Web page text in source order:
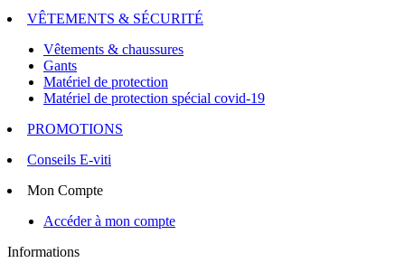
VÊTEMENTS & SÉCURITÉ
Vêtements & chaussures
Gants
Matériel de protection
Matériel de protection spécial covid-19
PROMOTIONS
Conseils E-viti
Mon Compte
Accéder à mon compte
Informations